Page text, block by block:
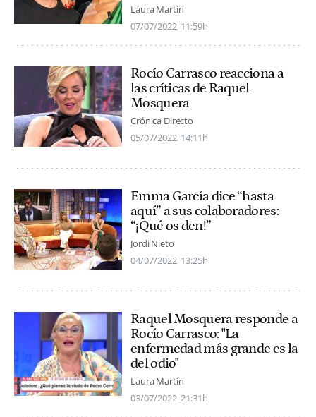
Laura Martín
07/07/2022 11:59h
Rocío Carrasco reacciona a
las críticas de Raquel
Mosquera
Crónica Directo
05/07/2022 14:11h
Emma García dice “hasta
aquí” a sus colaboradores:
“¡Qué os den!”
Jordi Nieto
04/07/2022 13:25h
Raquel Mosquera responde a
Rocío Carrasco: "La
enfermedad más grande es la
del odio"
Laura Martín
03/07/2022 21:31h